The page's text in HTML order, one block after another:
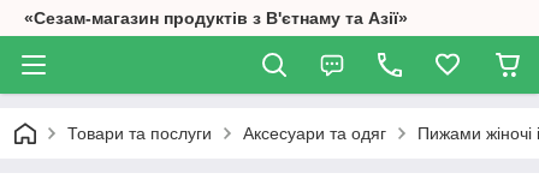
«Сезам-магазин продуктів з В'єтнаму та Азії»
Товари та послуги Аксесуари та одяг Пижами жіночі